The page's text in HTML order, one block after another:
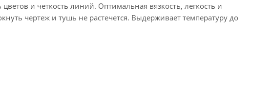
и четкость линий. Оптимальная вязкость, легкость и
чертеж и тушь не растечется. Выдерживает температуру до